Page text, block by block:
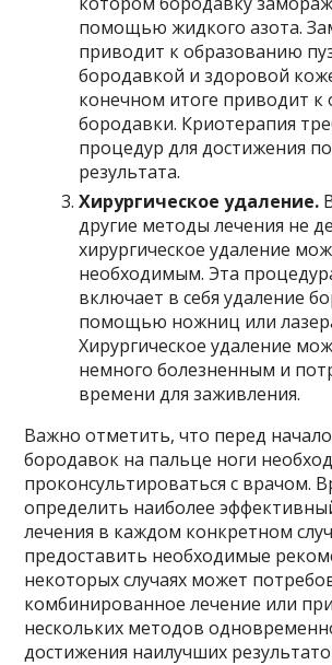
помощью жидкого азота.
приводит к образованию
бородавкой и здоровой
конечном итоге приводит
бородавки. Криотерапия
процедур для достижения
результата.
Хирургическое удаление.
другие методы лечения не
хирургическое удаление
необходимым. Эта
включает в себя удаление
помощью ножниц или
Хирургическое удаление
немного болезненным и
времени для заживления.
Важно отметить, что перед
бородавок на пальце ноги
проконсультироваться с врачом.
определить наиболее
лечения в каждом конкретном
предоставить необходимые
некоторых случаях может
комбинированное лечение или
нескольких методов
достижения наилучших